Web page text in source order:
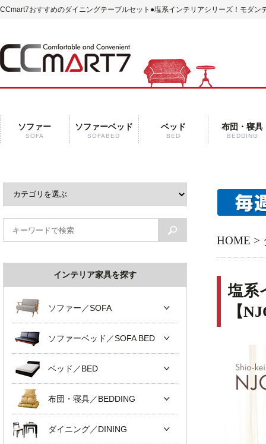
CCmart7おすすめのダイニングテーブルセット ●塩系インテリアシリーズ！モダン
ソファー
SOFA
ソファーベッド
SOFABED
ベッド
BED
布団・寝具
BEDDING
HOME >
塩系
【
インテリア家具を探す
ソファー／SOFA
ソファーベッド／SOFA BED
ベッド／BED
布団・寝具／BEDDING
ダイニング／DINING